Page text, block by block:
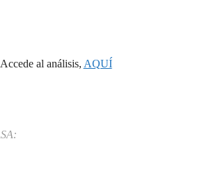
Accede al análisis, AQUÍ